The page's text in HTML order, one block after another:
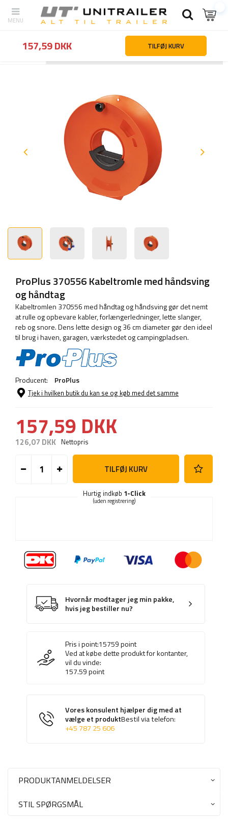
Campingtilbehør Elektricitet og
ProPlus 370556 Kabeltromle med håndsving
og håndtag
Kabeltromlen 370556 med håndtag og håndsving gør det nemt
at rulle og opbevare kabler, forlængerledninger, lette slanger,
reb og snore. Dens lette design og 36 cm diameter gør den ideel
til brug i haven, garagen, værkstedet og campingpladsen.
Producent: ProPlus
Tjek i hvilken butik du kan se og køb med det samme
157,59 DKK
126,07 DKK Nettopris
TILFØJ KURV
Hurtig indkøb 1-Click
(uden registrering)
Hvornår modtager jeg min pakke,
hvis jeg bestiller nu?
Pris i point:15759point
Ved at købe dette produkt for kontanter,
vil du vinde:
157.59point
Vores konsulent hjælper dig med at
vælge et produktBestil via telefon:
+45 787 25 606
157,59 DKK TILFØJ KURV
PRODUKTANMELDELSER
STIL SPØRGSMÅL